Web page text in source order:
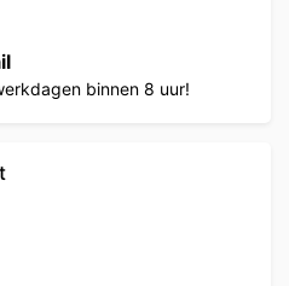
binnen 8 uur!